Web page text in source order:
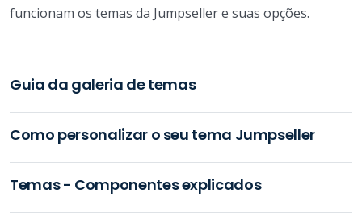
funcionam os temas da Jumpseller e suas opções.
Guia da galeria de temas
Como personalizar o seu tema Jumpseller
Temas - Componentes explicados